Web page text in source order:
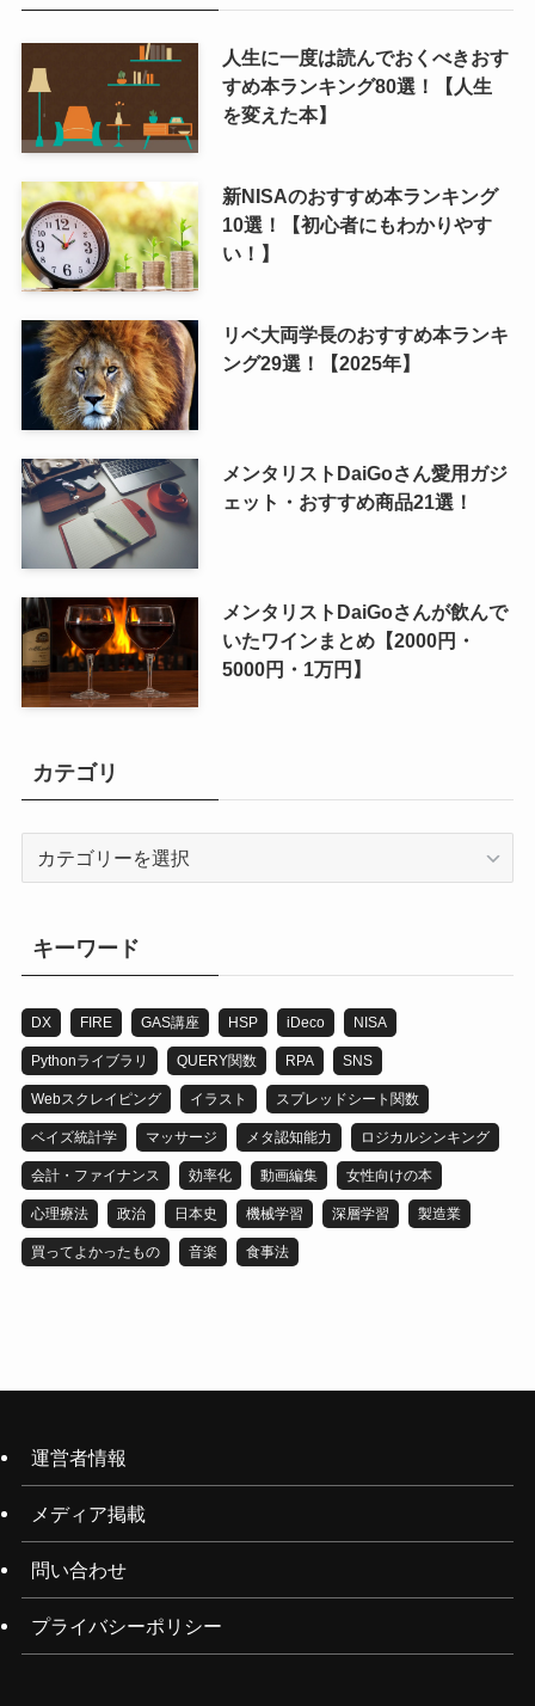
人生に一度は読んでおくべきおす
すめ本ランキング80選！【人生
を変えた本】
新NISAのおすすめ本ランキング
10選！【初心者にもわかりやす
い！】
リベ大両学長のおすすめ本ランキ
ング29選！【2025年】
メンタリストDaiGoさん愛用ガジ
ェット・おすすめ商品21選！
メンタリストDaiGoさんが飲んで
いたワインまとめ【2000円・
5000円・1万円】
カテゴリ
キーワード
DX FIRE GAS講座 HSP iDeco NISA
Pythonライブラリ QUERY関数 RPA SNS
Webスクレイピング イラスト スプレッドシート関数
ベイズ統計学 マッサージ メタ認知能力 ロジカルシンキング
会計・ファイナンス 効率化 動画編集 女性向けの本
心理療法 政治 日本史 機械学習 深層学習 製造業
買ってよかったもの 音楽 食事法
運営者情報
メディア掲載
問い合わせ
プライバシーポリシー